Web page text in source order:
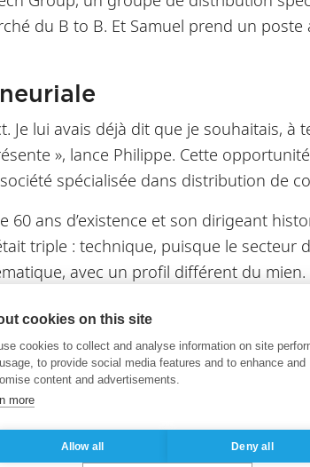
du B to B. Et Samuel prend un
Je lui avais déjà dit que je souhaitais,
», lance Philippe. Cette
spécialisée dans distribution de
60 ans d’existence et son dirigeant
triple : technique, puisque le secteur
avec un profil différent du mien.
à deux chiffres dès la première
Philippe. « On se connaît et on a
», ajoute Samuel.
Samuel dirige une équipe de 17
board de Neatech Group. Il participe
cookies on this site
cookies to collect and analyse information on site
to provide social media features and to enhance and
content and advertisements.
more
Allow all Deny all